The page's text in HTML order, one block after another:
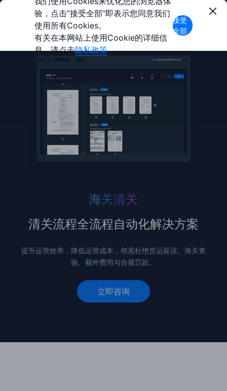
海关清关
清关流程全流程自动化解决方案
提升运营效率，降低运营成本，彻底杜绝货运延误、海关查
验、额外费用与合规罚款。
立即咨询
验，点击“接受全部”即表示您同意我们
使用所有Cookies。
有关在本网站上使用Cookie的详细信
息，请点击隐私政策。
接受
全部